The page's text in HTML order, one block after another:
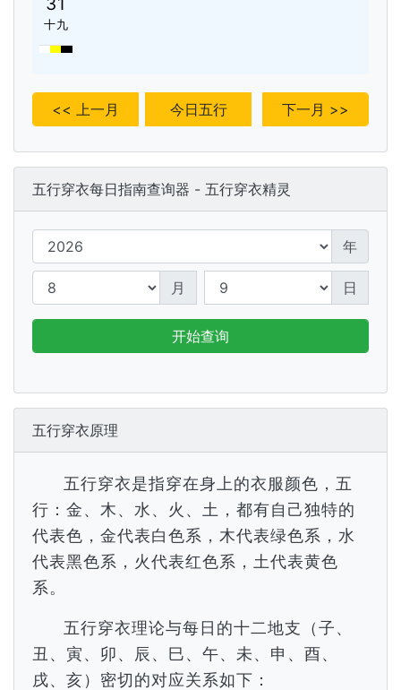
十九
<< 上一月 今日五行 下一月 >>
五行穿衣每日指南查询器 - 五行穿衣精灵
年
月 日
开始查询
五行穿衣原理
五行穿衣是指穿在身上的衣服颜色，五
行：金、木、水、火、土，都有自己独特的
代表色，金代表白色系，木代表绿色系，水
代表黑色系，火代表红色系，土代表黄色
系。
五行穿衣理论与每日的十二地支（子、
丑、寅、卯、辰、巳、午、未、申、酉、
戌、亥）密切的对应关系如下：